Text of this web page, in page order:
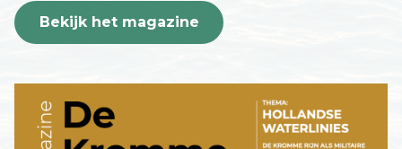
Bekijk het magazine